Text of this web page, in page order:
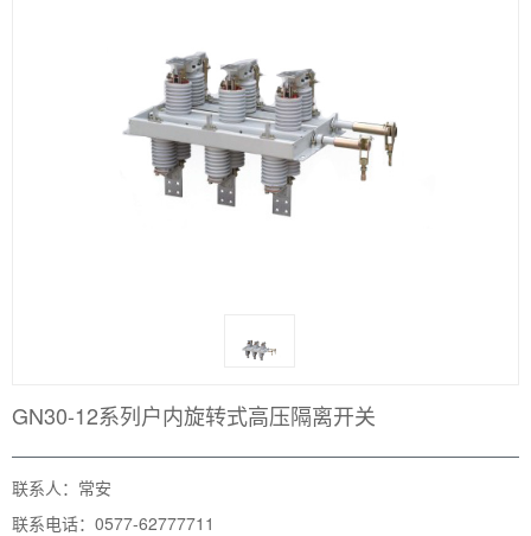
GN30-12系列户内旋转式高压隔离开关
联系人：常安
联系电话：0577-62777711